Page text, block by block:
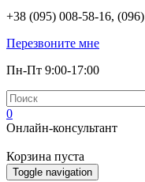
+38 (095) 008-58-16,
Перезвоните мне
Пн-Пт 9:00-17:00
0
Онлайн-консультант
Корзина пуста
Toggle navigation